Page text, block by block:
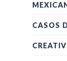
CASOS